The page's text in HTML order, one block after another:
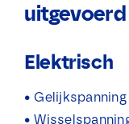
Elektrisch
•
•